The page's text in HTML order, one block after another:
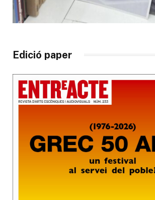
Edició paper